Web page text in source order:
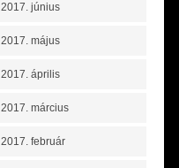
2017. június
2017. május
2017. április
2017. március
2017. február